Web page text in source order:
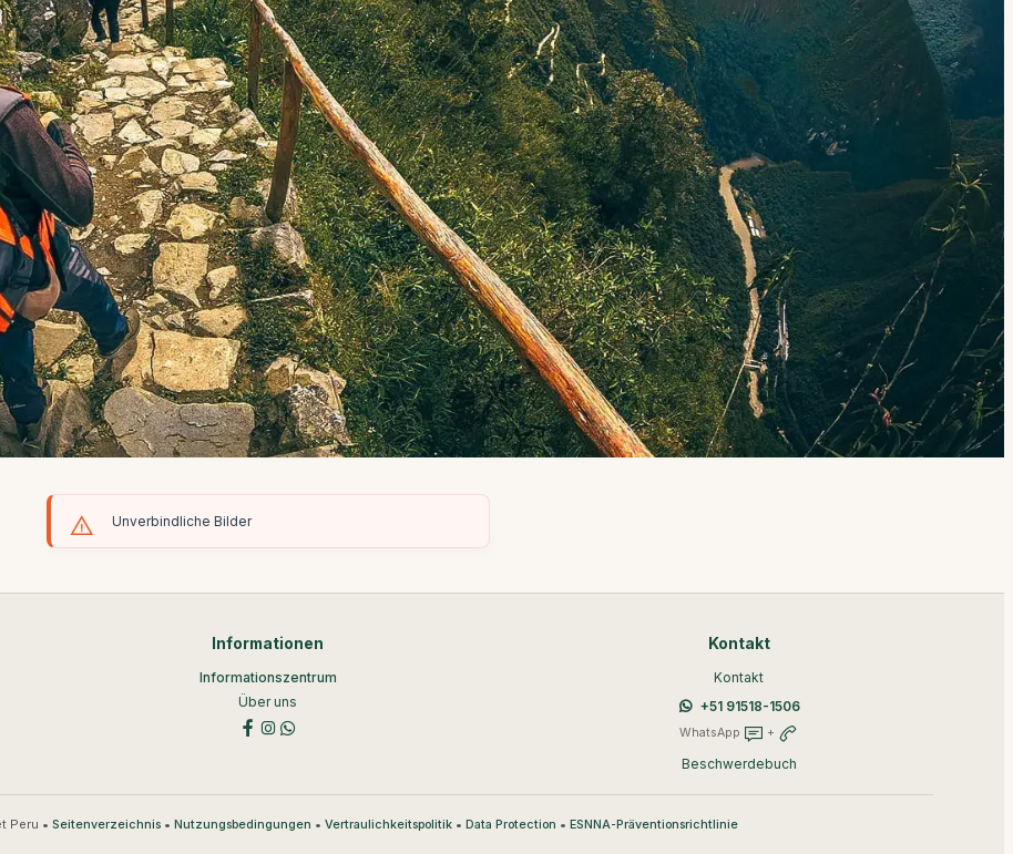
Unverbindliche Bilder
Informationen
Informationszentrum
Über uns
Kontakt
Kontakt
+51 91518-1506
WhatsApp +
Beschwerdebuch
Peru • Seitenverzeichnis• Nutzungsbedingungen • Vertraulichkeitspolitik• Data Protection • ESNNA-Präventionsrichtlinie